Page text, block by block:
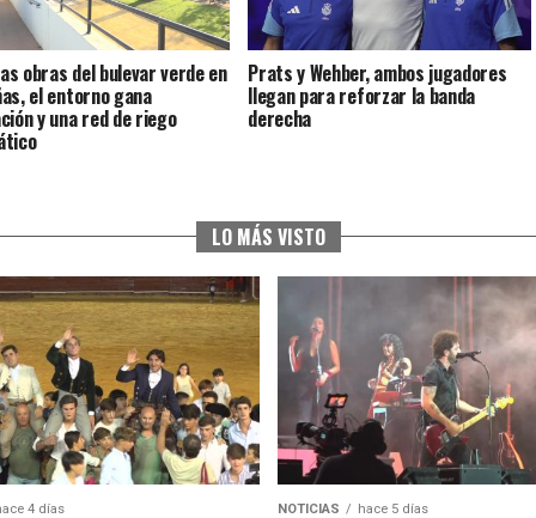
obras del bulevar verde en
el entorno gana
y una red de riego
Prats y Wehber, ambos jugadores
llegan para reforzar la banda
derecha
LO MÁS VISTO
4 días NOTICIAS hace 5 días